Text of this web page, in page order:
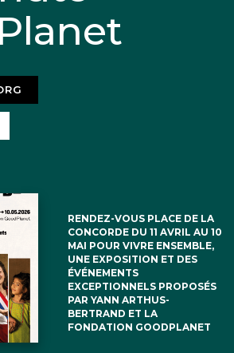
RENDEZ-VOUS PLACE DE LA
CONCORDE DU 11 AVRIL AU 10
MAI POUR VIVRE ENSEMBLE,
UNE EXPOSITION ET DES
ÉVÉNEMENTS
EXCEPTIONNELS PROPOSÉS
PAR YANN ARTHUS-
BERTRAND ET LA
FONDATION GOODPLANET